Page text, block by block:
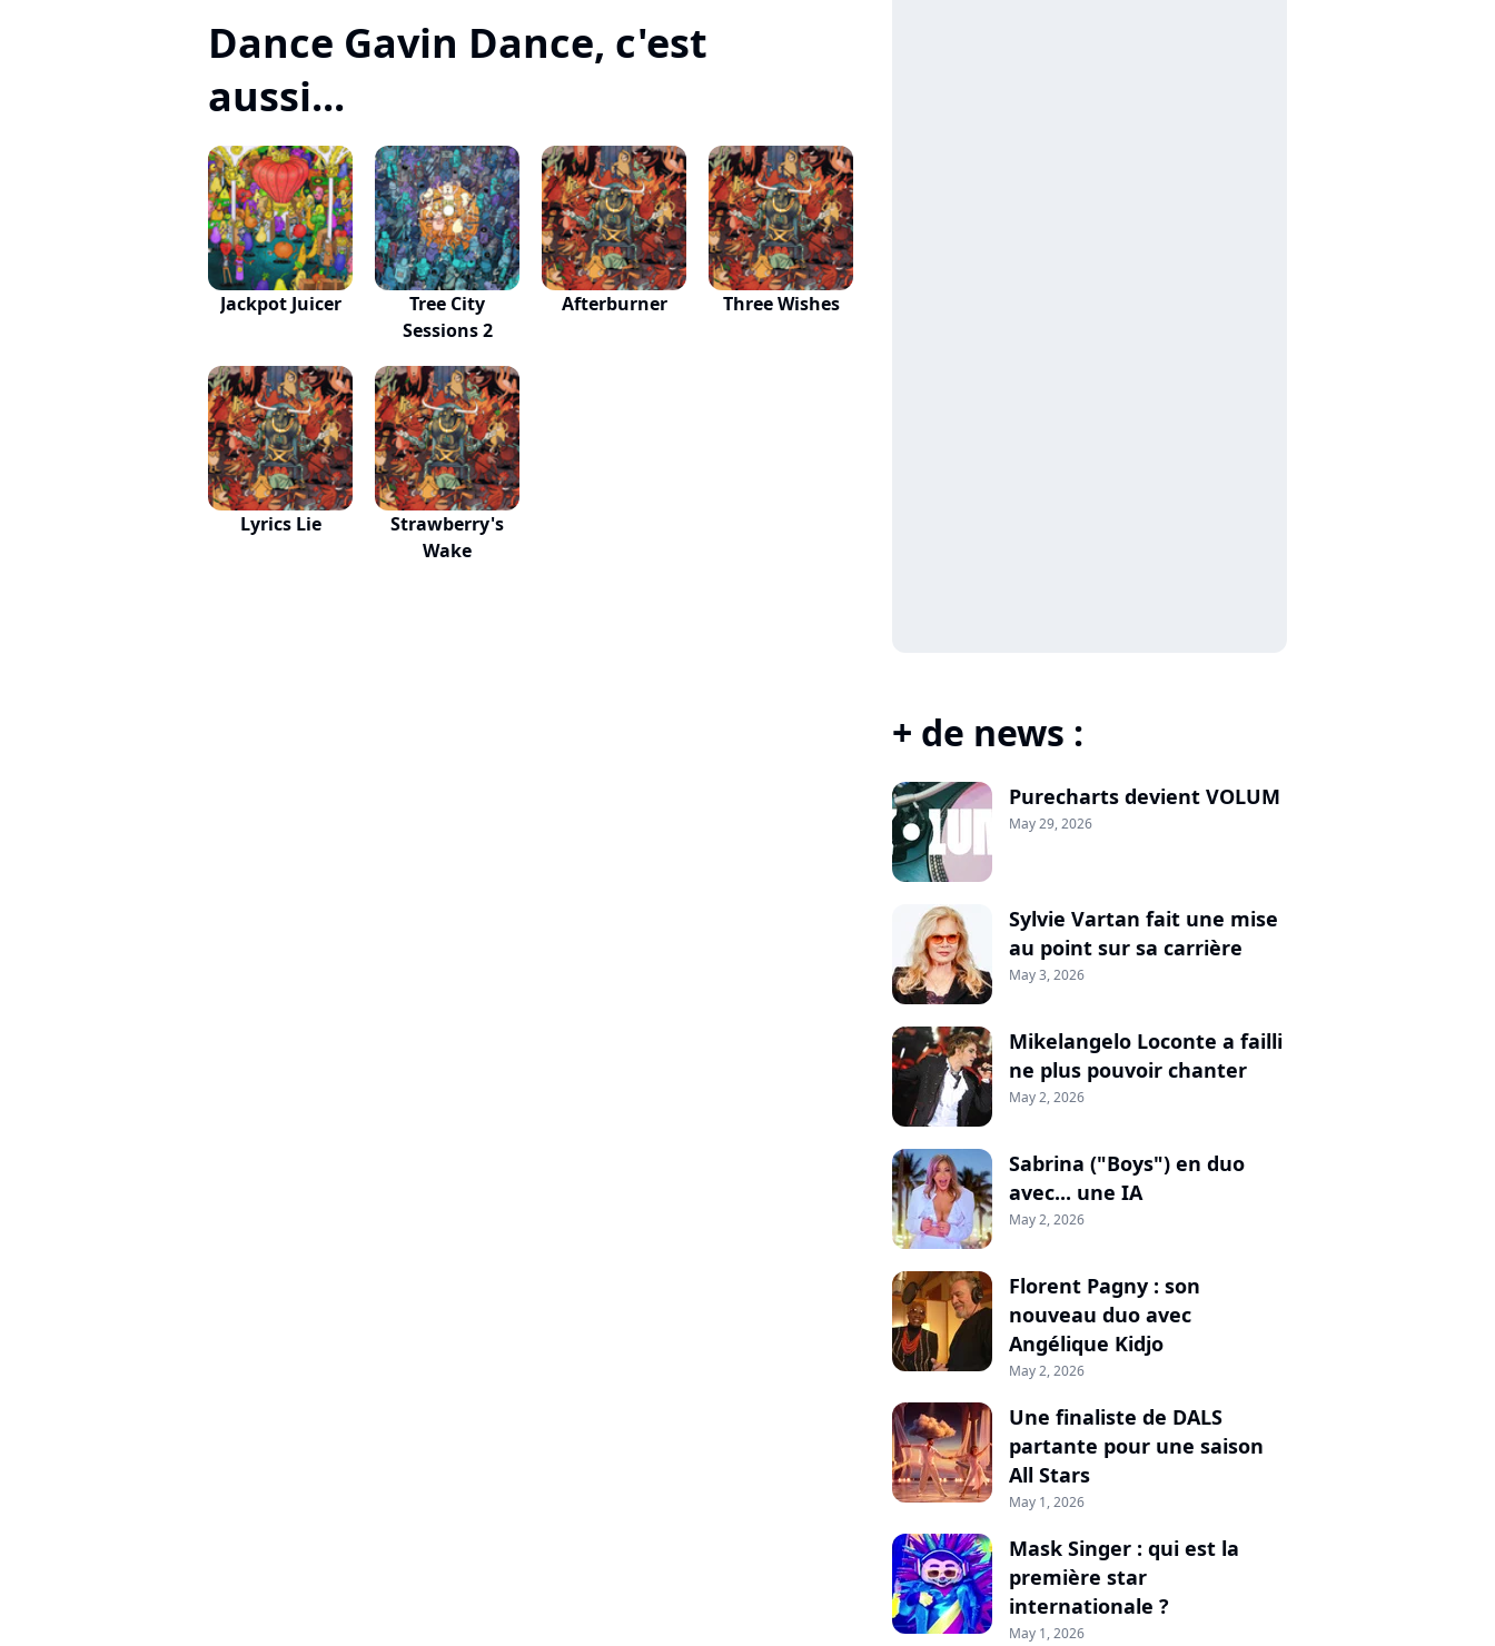
Dance Gavin Dance, c'est
aussi...
Jackpot Juicer
Tree City
Sessions 2
Afterburner Three Wishes
Lyrics Lie
Strawberry's
Wake
+ de news :
Purecharts devient VOLUM
May 29, 2026
Sylvie Vartan fait une mise
au point sur sa carrière
May 3, 2026
Mikelangelo Loconte a failli
ne plus pouvoir chanter
May 2, 2026
Sabrina ("Boys") en duo
avec... une IA
May 2, 2026
Florent Pagny : son
nouveau duo avec
Angélique Kidjo
May 2, 2026
Une finaliste de DALS
partante pour une saison
All Stars
May 1, 2026
Mask Singer : qui est la
première star
internationale ?
May 1, 2026